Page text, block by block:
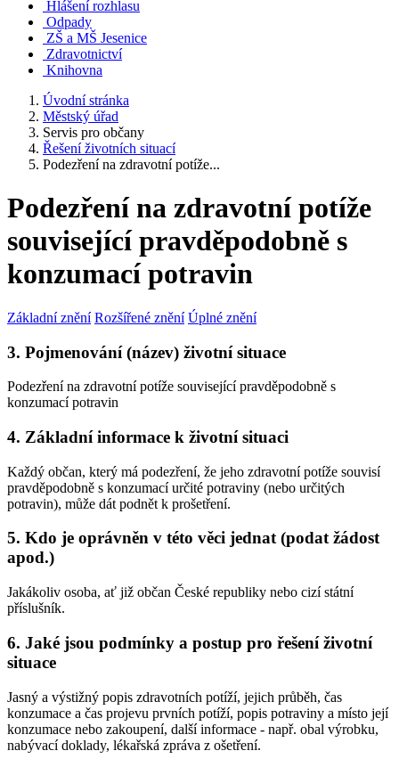
Hlášení rozhlasu
Odpady
ZŠ a MŠ Jesenice
Zdravotnictví
Knihovna
Úvodní stránka
Městský úřad
Servis pro občany
Řešení životních situací
Podezření na zdravotní potíže...
Podezření na zdravotní potíže
související pravděpodobně s
konzumací potravin
Základní znění Rozšířené znění Úplné znění
3. Pojmenování (název) životní situace
Podezření na zdravotní potíže související pravděpodobně s
konzumací potravin
4. Základní informace k životní situaci
Každý občan, který má podezření, že jeho zdravotní potíže souvisí
pravděpodobně s konzumací určité potraviny (nebo určitých
potravin), může dát podnět k prošetření.
5. Kdo je oprávněn v této věci jednat (podat žádost
apod.)
Jakákoliv osoba, ať již občan České republiky nebo cizí státní
příslušník.
6. Jaké jsou podmínky a postup pro řešení životní
situace
Jasný a výstižný popis zdravotních potíží, jejich průběh, čas
konzumace a čas projevu prvních potíží, popis potraviny a místo její
konzumace nebo zakoupení, další informace - např. obal výrobku,
nabývací doklady, lékařská zpráva z ošetření.